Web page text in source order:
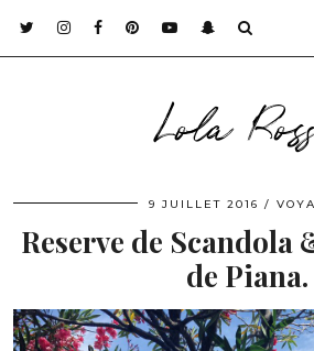
Lola
9 JUILLET 2016
Reserve de Scandola
de Piana.